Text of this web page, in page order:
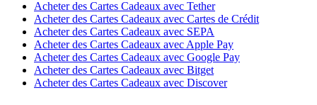
Acheter des Cartes Cadeaux avec Tether
Acheter des Cartes Cadeaux avec Cartes de Crédit
Acheter des Cartes Cadeaux avec SEPA
Acheter des Cartes Cadeaux avec Apple Pay
Acheter des Cartes Cadeaux avec Google Pay
Acheter des Cartes Cadeaux avec Bitget
Acheter des Cartes Cadeaux avec Discover